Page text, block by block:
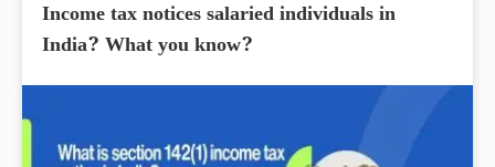
Income tax notices salaried individuals in
India? What you know?